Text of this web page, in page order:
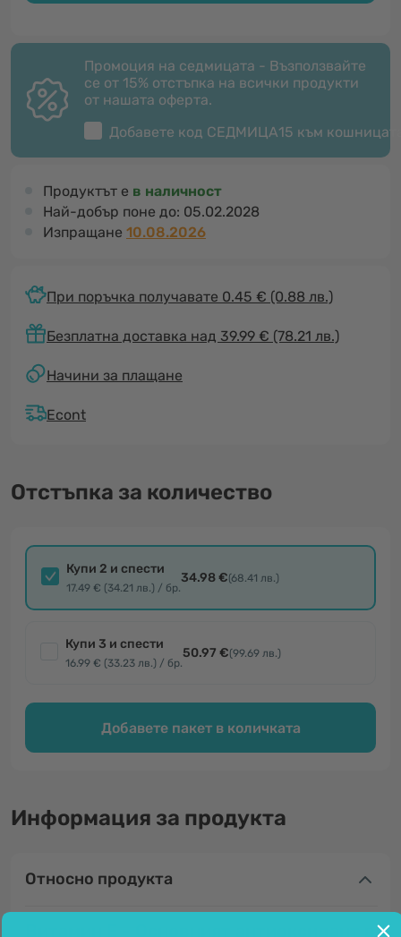
Промоция на седмицата - Възползвайте
се от 15% отстъпка на всички продукти
от нашата оферта.
Добавете код СЕДМИЦА15 към
Продуктът е в наличност
Най-добър поне до: 05.02.2028
Изпращане 10.08.2026
При поръчка получавате 0.45 € (0.88 лв.)
Безплатна доставка над 39.99 € (78.21 лв.)
Начини за плащане
Econt
Отстъпка за количество
Купи 2 и спести
17.49 € (34.21 лв.) / бр.
34.98 €(68.41 лв.)
Купи 3 и спести
16.99 € (33.23 лв.) / бр.
50.97 €(99.69 лв.)
Добавете пакет в количката
Информация за продукта
Относно продукта